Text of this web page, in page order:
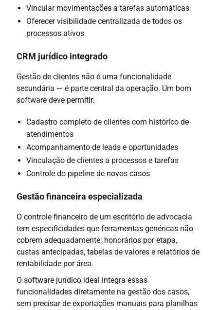
Vincular movimentações a tarefas automáticas
Oferecer visibilidade centralizada de todos os
processos ativos
CRM jurídico integrado
Gestão de clientes não é uma funcionalidade
secundária — é parte central da operação. Um bom
software deve permitir:
Cadastro completo de clientes com histórico de
atendimentos
Acompanhamento de leads e oportunidades
Vinculação de clientes a processos e tarefas
Controle do pipeline de novos casos
Gestão financeira especializada
O controle financeiro de um escritório de advocacia
tem especificidades que ferramentas genéricas não
cobrem adequadamente: honorários por etapa,
custas antecipadas, tabelas de valores e relatórios de
rentabilidade por área.
O software jurídico ideal integra essas
funcionalidades diretamente na gestão dos casos,
sem precisar de exportações manuais para planilhas